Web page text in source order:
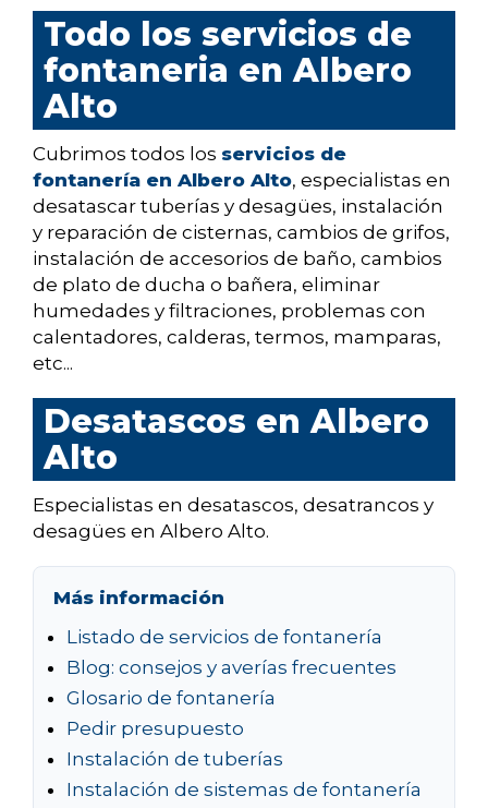
Todo los servicios de
fontaneria en Albero
Alto
Cubrimos todos los servicios de
fontanería en Albero Alto, especialistas en
desatascar tuberías y desagües, instalación
y reparación de cisternas, cambios de grifos,
instalación de accesorios de baño, cambios
de plato de ducha o bañera, eliminar
humedades y filtraciones, problemas con
calentadores, calderas, termos, mamparas,
etc...
Desatascos en Albero
Alto
Especialistas en desatascos, desatrancos y
desagües en Albero Alto.
Más información
Listado de servicios de fontanería
Blog: consejos y averías frecuentes
Glosario de fontanería
Pedir presupuesto
Instalación de tuberías
Instalación de sistemas de fontanería